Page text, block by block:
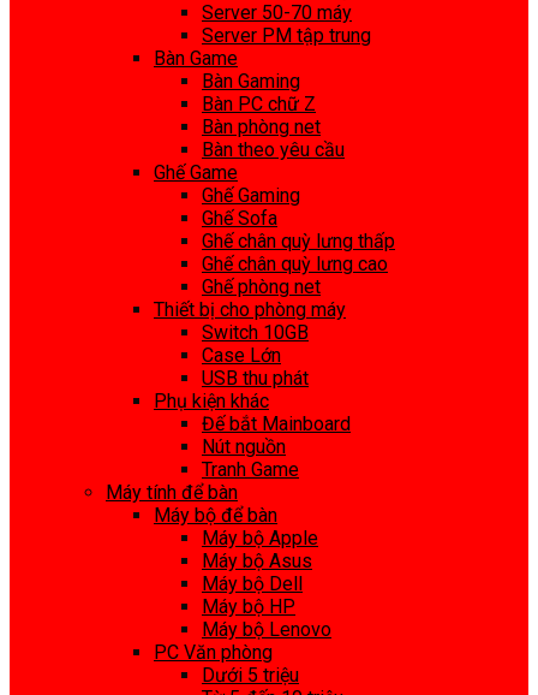
Server 50-70 máy
Server PM tập trung
Bàn Game
Bàn Gaming
Bàn PC chữ Z
Bàn phòng net
Bàn theo yêu cầu
Ghế Game
Ghế Gaming
Ghế Sofa
Ghế chân quỳ lưng thấp
Ghế chân quỳ lưng cao
Ghế phòng net
Thiết bị cho phòng máy
Switch 10GB
Case Lớn
USB thu phát
Phụ kiện khác
Đế bắt Mainboard
Nút nguồn
Tranh Game
Máy tính để bàn
Máy bộ để bàn
Máy bộ Apple
Máy bộ Asus
Máy bộ Dell
Máy bộ HP
Máy bộ Lenovo
PC Văn phòng
Dưới 5 triệu